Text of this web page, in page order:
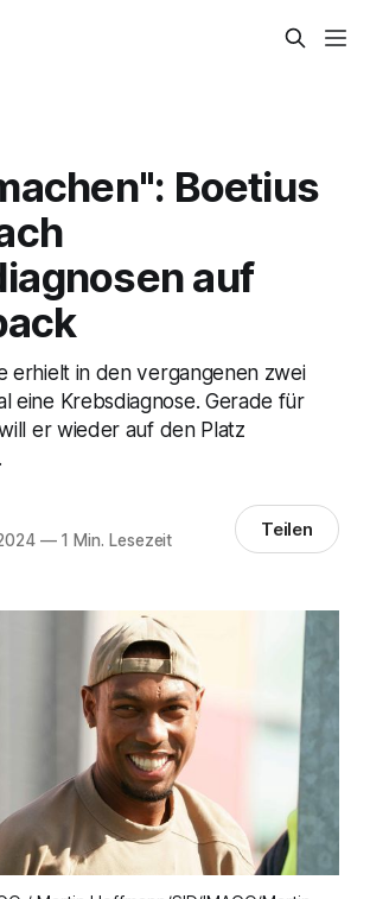
Boetius
auf
erhielt in den vergangenen zwei
eine Krebsdiagnose. Gerade für
er wieder auf den Platz
—1 Min. Lesezeit Teilen